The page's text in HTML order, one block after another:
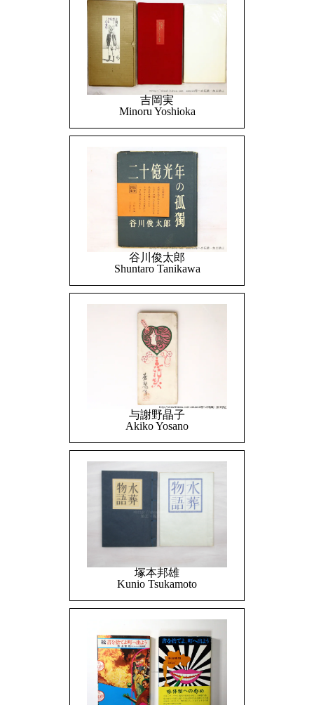
吉岡実
Minoru Yoshioka
谷川俊太郎
Shuntaro Tanikawa
与謝野晶子
Akiko Yosano
塚本邦雄
Kunio Tsukamoto